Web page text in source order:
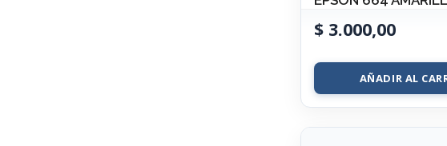
$ 3.000,00
AÑADIR AL